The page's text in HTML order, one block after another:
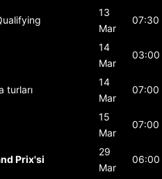
13
Mar
07:30
14
Mar
03:00
turları
14
Mar
07:00
15
Mar
07:00
Prix'si
29
Mar
06:00